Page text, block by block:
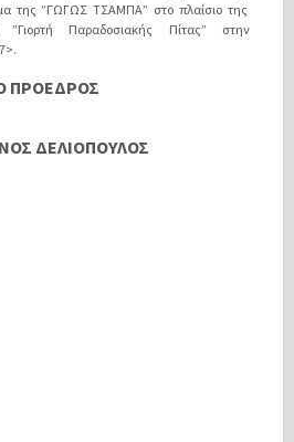
της ”ΓΩΓΩΣ ΤΣΑΜΠΑ” στο πλαίσιο της
”Γιορτή Παραδοσιακής Πίτας” στην
ΠΡΟΕΔΡΟΣ
ΔΕΛΙΟΠΟΥΛΟΣ